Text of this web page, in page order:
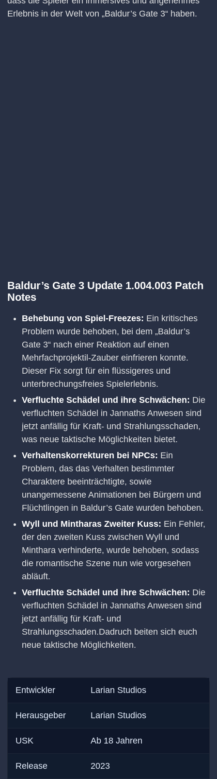
Erlebnis in der Welt von „Baldur’s Gate 3“ haben.
Baldur’s Gate 3 Update 1.004.003 Patch
Notes
Behebung von Spiel-Freezes: Ein kritisches
Problem wurde behoben, bei dem „Baldur’s
Gate 3“ nach einer Reaktion auf einen
Mehrfachprojektil-Zauber einfrieren konnte.
Dieser Fix sorgt für ein flüssigeres und
unterbrechungsfreies Spielerlebnis.
Verfluchte Schädel und ihre Schwächen: Die
verfluchten Schädel in Jannaths Anwesen sind
jetzt anfällig für Kraft- und Strahlungsschaden,
was neue taktische Möglichkeiten bietet.
Verhaltenskorrekturen bei NPCs: Ein
Problem, das das Verhalten bestimmter
Charaktere beeinträchtigte, sowie
unangemessene Animationen bei Bürgern und
Flüchtlingen in Baldur’s Gate wurden behoben.
Wyll und Mintharas Zweiter Kuss: Ein Fehler,
der den zweiten Kuss zwischen Wyll und
Minthara verhinderte, wurde behoben, sodass
die romantische Szene nun wie vorgesehen
abläuft.
Verfluchte Schädel und ihre Schwächen: Die
verfluchten Schädel in Jannaths Anwesen sind
jetzt anfällig für Kraft- und
Strahlungsschaden.Dadruch beiten sich euch
neue taktische Möglichkeiten.
Entwickler Larian Studios
Herausgeber Larian Studios
USK Ab 18 Jahren
Release 2023